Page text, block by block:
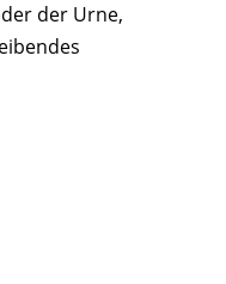
der Urne,